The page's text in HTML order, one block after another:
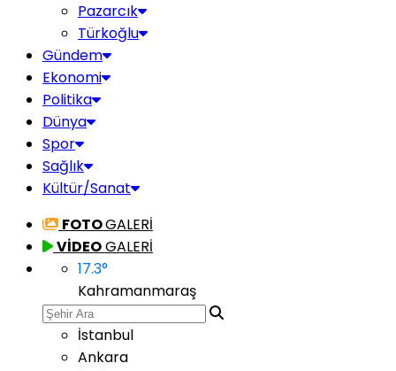
Pazarcık
Türkoğlu
Gündem
Ekonomi
Politika
Dünya
Spor
Sağlık
Kültür/Sanat
FOTOGALERİ
VİDEOGALERİ
17.3°
Kahramanmaraş
İstanbul
Ankara